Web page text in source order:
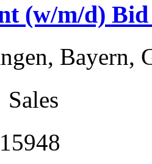
(w/m/d)
, Bayern,
Sales